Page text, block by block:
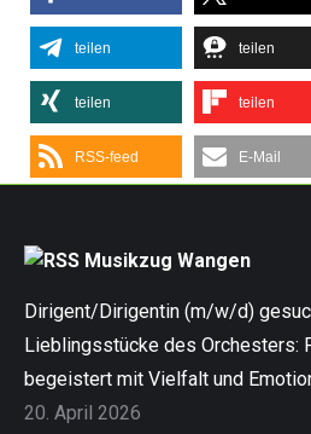
teilen teilen
teilen teilen
RSS-feed E-Mail
Musikzug Wangen
Dirigent/Dirigentin (m/w/d)
Lieblingsstücke des Orchesters:
begeistert mit Vielfalt und
20. April 2026